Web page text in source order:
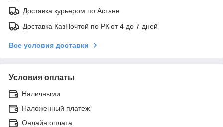
Доставка курьером по Астане
Доставка КазПочтой по РК от 4 до 7 дней
Все условия доставки
Условия оплаты
Наличными
Наложенный платеж
Онлайн оплата